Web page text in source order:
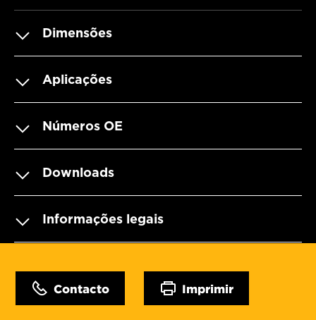
Dimensões
Aplicações
Números OE
Downloads
Informações legais
Contacto Imprimir